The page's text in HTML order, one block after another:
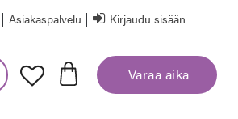
| Asiakaspalvelu | Kirjaudu sisään
Varaa aika